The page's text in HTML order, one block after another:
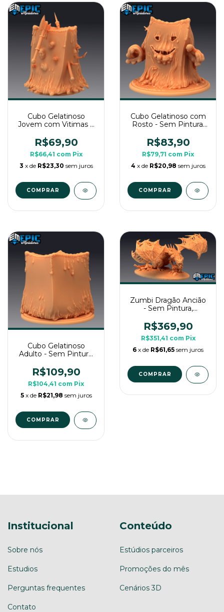
Cubo Gelatinoso
Jovem com Vitimas e
Miniatura 3D Grande
Para RPG de Mesa
R$69,90
R$66,41 com Pix
3 x de R$23,30 sem juros
Cubo Gelatinoso com
Rosto - Sem Pintura,
Para RPG de Mesa
R$83,90
R$79,71 com Pix
4 x de R$20,98 sem juros
Cubo Gelatinoso
Adulto - Sem Pintura,
Para Rpg de Mesa
R$109,90
R$104,41 com Pix
5 x de R$21,98 sem juros
Zumbi Dragão Ancião
- Sem Pintura,
Para Rpg de Mesa
R$369,90
R$351,41 com Pix
6 x de R$61,65 sem juros
Institucional
Sobre nós
Estudios
Perguntas frequentes
Contato
Conteúdo
Estúdios parceiros
Promoções do mês
Cenários 3D